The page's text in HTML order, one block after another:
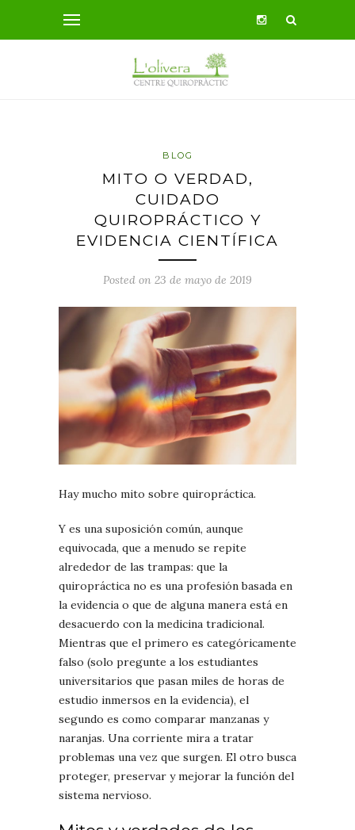
BLOG
MITO O VERDAD,
CUIDADO
QUIROPRÁCTICO Y
EVIDENCIA CIENTÍFICA
Posted on 23 de mayo de 2019
Hay mucho mito sobre quiropráctica.
Y es una suposición común, aunque
equivocada, que a menudo se repite
alrededor de las trampas: que la
quiropráctica no es una profesión basada en
la evidencia o que de alguna manera está en
desacuerdo con la medicina tradicional.
Mientras que el primero es categóricamente
falso (solo pregunte a los estudiantes
universitarios que pasan miles de horas de
estudio inmersos en la evidencia), el
segundo es como comparar manzanas y
naranjas. Una corriente mira a tratar
problemas una vez que surgen. El otro busca
proteger, preservar y mejorar la función del
sistema nervioso.